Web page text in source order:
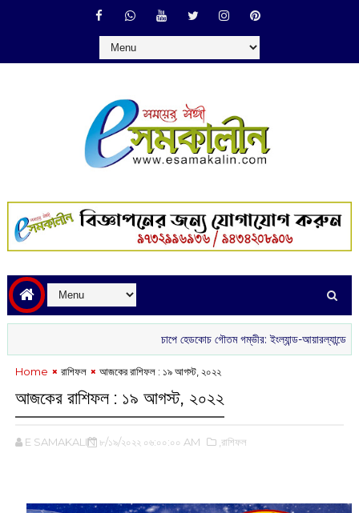
চাপে হেডকোচ গৌতম গম্ভীর: ইংল্যান্ড-আয়ারল্যান্ডে
Home রাশিফল আজকের রাশিফল : ১৯ আগস্ট, ২০২২
আজকের রাশিফল : ১৯ আগস্ট, ২০২২
E SAMAKALIN ৮/১৯/২০২২ ০৬:০০:০০ AM ,রাশিফল